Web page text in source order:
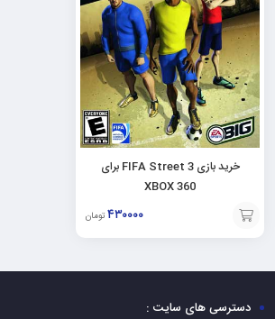
خرید بازی FIFA Street 3 برای
XBOX 360
۴۳۰۰۰۰ تومان
افزودن
به
دسترسی های سایت :